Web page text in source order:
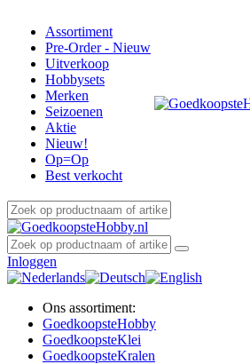
Assortiment
Pre-Order - Nieuw
Uitverkoop
Hobbysets
Merken
Seizoenen
Aktie
Nieuw!
Op=Op
Best verkocht
Inloggen
Ons assortiment:
GoedkoopsteHobby
GoedkoopsteKlei
GoedkoopsteKralen